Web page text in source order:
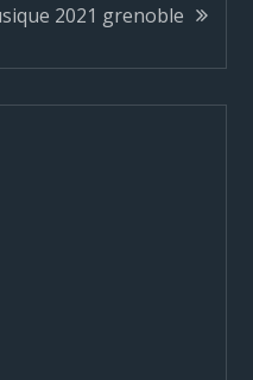
2021 grenoble